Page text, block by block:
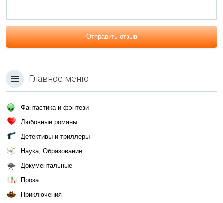
Отправить отзыв
Главное меню
Фантастика и фэнтези
Любовные романы
Детективы и триллеры
Наука, Образование
Документальные
Проза
Приключения